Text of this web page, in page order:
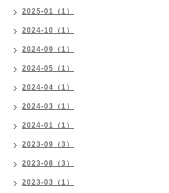
2025-01（1）
2024-10（1）
2024-09（1）
2024-05（1）
2024-04（1）
2024-03（1）
2024-01（1）
2023-09（3）
2023-08（3）
2023-03（1）